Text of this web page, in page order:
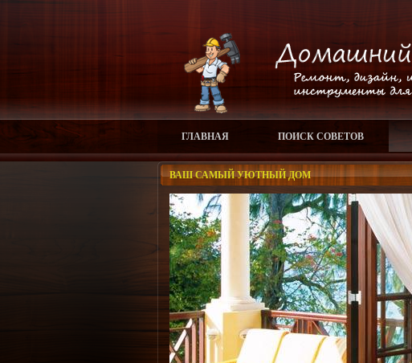
ГЛАВНАЯ ПОИСК СОВЕТОВ
ВАШ САМЫЙ УЮТНЫЙ ДОМ